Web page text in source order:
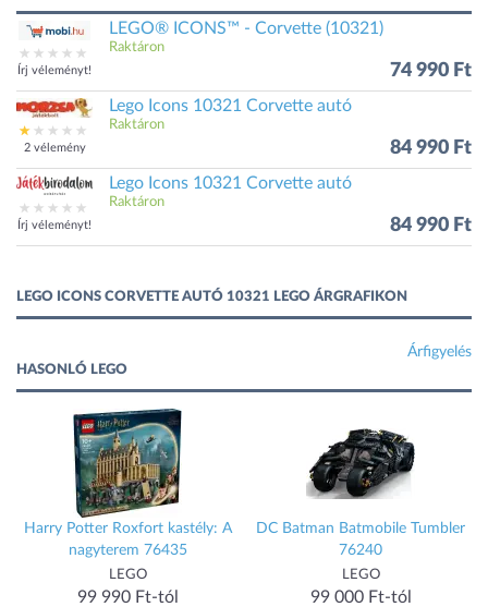
Írj véleményt!
LEGO® ICONS™ - Corvette (10321)
Raktáron
74 990 Ft
2 vélemény
Lego Icons 10321 Corvette autó
Raktáron
84 990 Ft
Írj véleményt!
Lego Icons 10321 Corvette autó
Raktáron
84 990 Ft
LEGO ICONS CORVETTE AUTÓ 10321 LEGO ÁRGRAFIKON
Árfigyelés
HASONLÓ LEGO
Harry Potter Roxfort kastély: A
nagyterem 76435
LEGO
99 990 Ft-tól
DC Batman Batmobile Tumbler
76240
LEGO
99 000 Ft-tól